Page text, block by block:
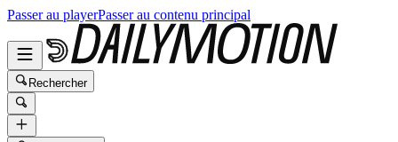
Passer au playerPasser au contenu principal
Rechercher